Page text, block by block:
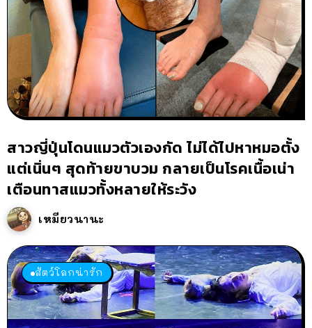
สาวญี่ปุ่นโดนแมวตัวเองกัด ไม่ได้ไปหาหมอตั้ง
แต่เนิ่นๆ สุดท้ายขาบวม กลายเป็นโรคเนื้อเน่า
เตือนทาสแมวทั้งหลายให้ระวัง
เหมียวนานะ
สัตว์โลกน่ารัก